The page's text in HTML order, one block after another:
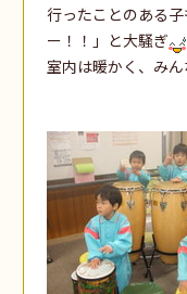
行ったことのある
ー！！」と大騒ぎ
室内は暖かく、みん